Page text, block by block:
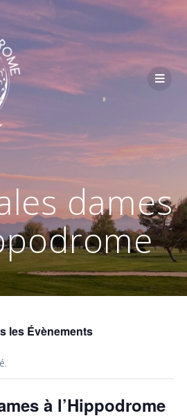
Passer
contenu
dames
les Évènements
à l’Hippodrome